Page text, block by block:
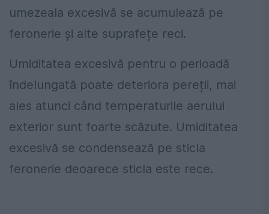
umezeala excesivă se acumulează pe
feronerie și alte suprafețe reci.
Umiditatea excesivă pentru o perioadă
îndelungată poate deteriora pereții, mai
ales atunci când temperaturile aerului
exterior sunt foarte scăzute. Umiditatea
excesivă se condensează pe sticla
feronerie deoarece sticla este rece.